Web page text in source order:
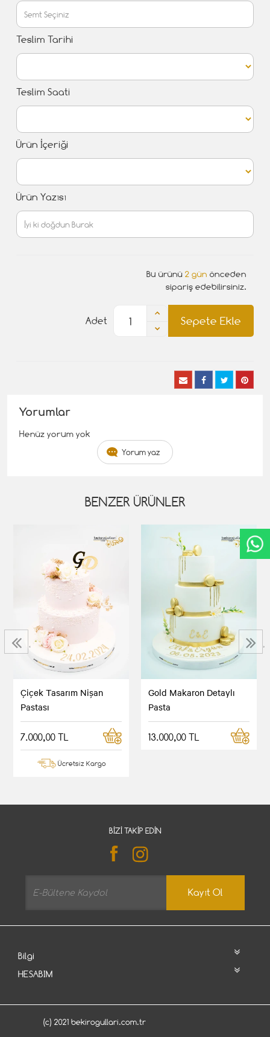
Teslim Tarihi
Teslim Saati
Ürün İçeriği
Ürün Yazısı
Bu ürünü 2 gün önceden
sipariş edebilirsiniz.
Sepete Ekle
Adet
Yorumlar
Henüz yorum yok
Yorum yaz
BENZER ÜRÜNLER
Çiçek Tasarım Nişan
Pastası
7.000,00 TL
Ücretsiz Kargo
Gold Makaron Detaylı
Pasta
13.000,00 TL
‹ ›
BIZI TAKIP EDIN
Kayıt Ol
Bilgi
HESABIM
(c) 2021 bekirogullari.com.tr